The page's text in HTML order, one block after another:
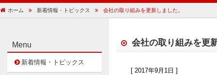
ホーム 新着情報・トピックス 会社の取り組みを更新しました。
会社の取り組みを更
[ 2017年9月1日 ]
Menu
新着情報・トピックス